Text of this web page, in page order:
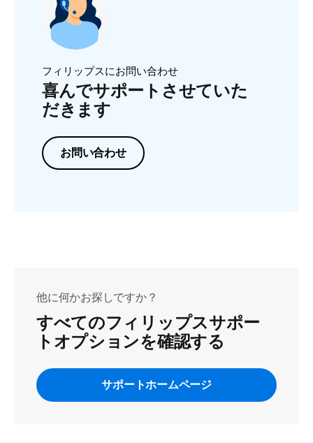
フィリップスにお問い合わせ
喜んでサポートさせていた
だきます
お問い合わせ
他に何かお探しですか？
すべてのフィリップスサポー
トオプションを確認する
サポートホームページ